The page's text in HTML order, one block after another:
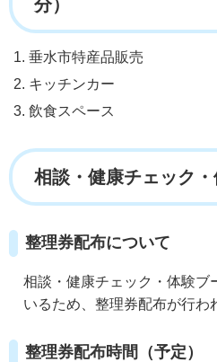
分）
垂水市特産品販売
キッチンカー
飲食スペース
相談・健康チェック
整理券配布について
相談・健康チェック・体験ブ
いるため、整理券配布が行わ
整理券配布時間（予定）